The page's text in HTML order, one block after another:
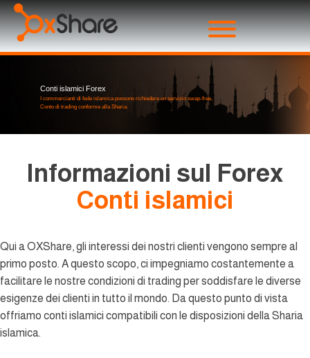
Conti islamici Forex
I commercianti di fede islamica possono richiedere un servizio swap-free,
Conto di trading conforme alla Sharia.
Informazioni sul Forex
Conti islamici
Qui a OXShare, gli interessi dei nostri clienti vengono sempre al
primo posto. A questo scopo, ci impegniamo costantemente a
facilitare le nostre condizioni di trading per soddisfare le diverse
esigenze dei clienti in tutto il mondo. Da questo punto di vista
offriamo conti islamici compatibili con le disposizioni della Sharia
islamica.